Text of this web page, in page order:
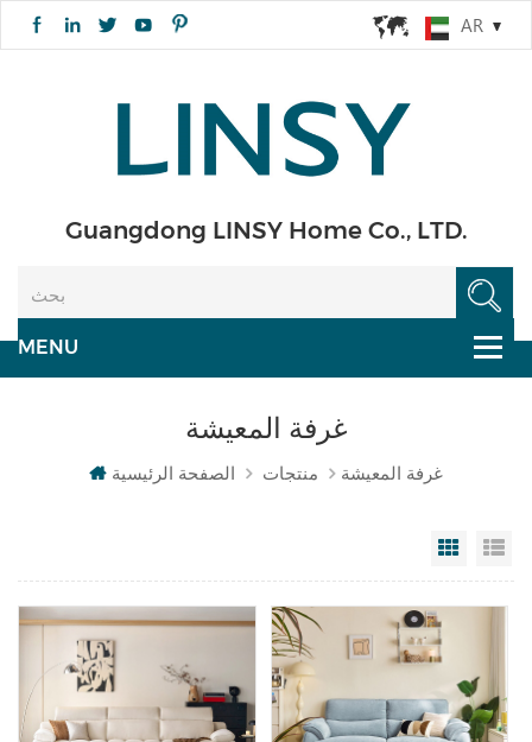
AR
Guangdong LINSY Home Co., LTD.
غرفة المعيشة
الصفحة الرئيسية منتجات غرفة المعيشة
Grid